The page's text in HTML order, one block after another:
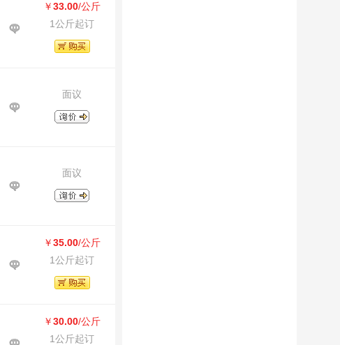
￥33.00/公斤
1公斤起订
面议
面议
￥35.00/公斤
1公斤起订
￥30.00/公斤
1公斤起订